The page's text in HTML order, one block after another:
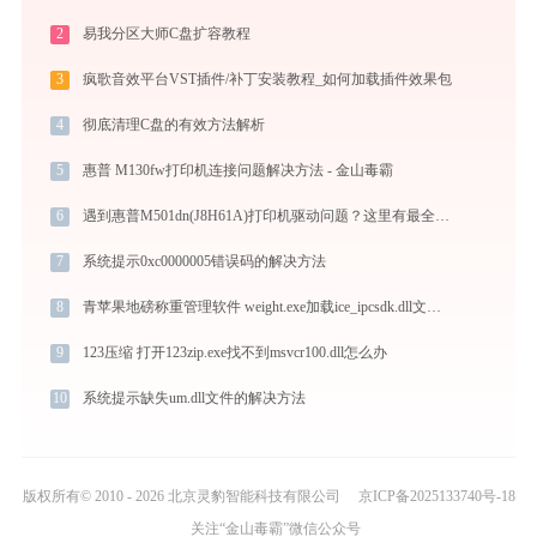
2 易我分区大师C盘扩容教程
3 疯歌音效平台VST插件/补丁安装教程_如何加载插件效果包
4 彻底清理C盘的有效方法解析
5 惠普 M130fw打印机连接问题解决方法 - 金山毒霸
6 遇到惠普M501dn(J8H61A)打印机驱动问题？这里有最全的下载及安装指导
7 系统提示0xc0000005错误码的解决方法
8 青苹果地磅称重管理软件 weight.exe加载ice_ipcsdk.dll文件丢失处理办法
9 123压缩 打开123zip.exe找不到msvcr100.dll怎么办
10 系统提示缺失um.dll文件的解决方法
版权所有© 2010 - 2026 北京灵豹智能科技有限公司
京ICP备2025133740号-18
关注“金山毒霸”微信公众号